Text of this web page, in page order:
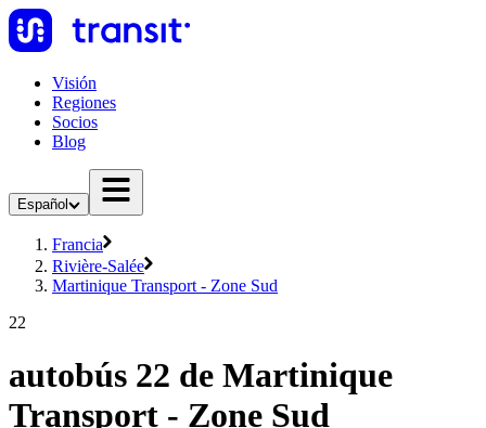
Visión
Regiones
Socios
Blog
Español
Francia
Rivière-Salée
Martinique Transport - Zone Sud
22
autobús 22 de Martinique
Transport - Zone Sud